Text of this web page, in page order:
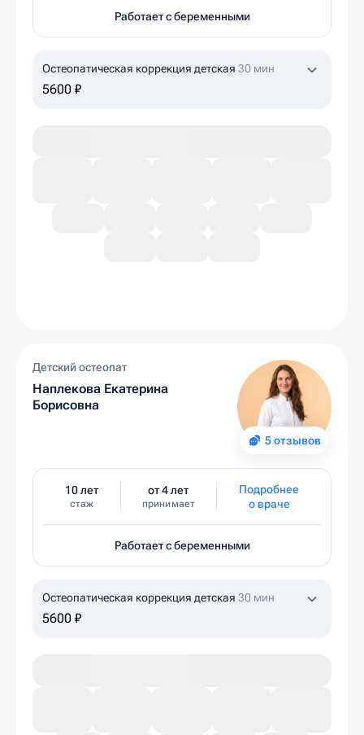
Работает с беременными
Остеопатическая коррекция детская 30 мин
5600 ₽
5 отзывов
Детский остеопат
Наплекова Екатерина
Борисовна
10 лет
стаж
от 4 лет
принимает
Подробнее
о враче
Работает с беременными
Остеопатическая коррекция детская 30 мин
5600 ₽